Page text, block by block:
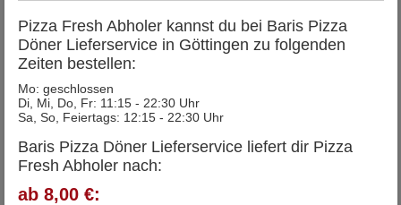
Pizza Fresh Abholer kannst du bei Baris Pizza
Döner Lieferservice in Göttingen zu folgenden
Zeiten bestellen:
Mo: geschlossen
Di, Mi, Do, Fr: 11:15 - 22:30 Uhr
Sa, So, Feiertags: 12:15 - 22:30 Uhr
Baris Pizza Döner Lieferservice liefert dir Pizza
Fresh Abholer nach:
ab 8,00 €: